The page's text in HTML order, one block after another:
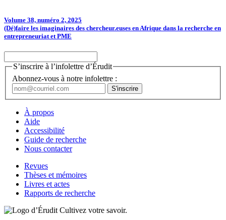
Volume 38, numéro 2, 2025
(Dé)faire les imaginaires des chercheur.euses en Afrique dans la recherche en
entrepreneuriat et PME
S’inscrire à l’infolettre d’Érudit
Abonnez-vous à notre infolettre :
À propos
Aide
Accessibilité
Guide de recherche
Nous contacter
Revues
Thèses et mémoires
Livres et actes
Rapports de recherche
Cultivez votre savoir.